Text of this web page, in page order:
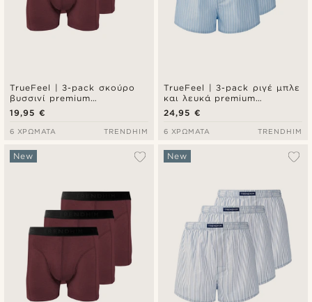
TrueFeel | 3-pack σκούρο
βυσσινί premium
βαμβακερά μποξεράκια
τύπου brief
19,95 €
6 ΧΡΏΜΑΤΑ TRENDHIM
TrueFeel | 3-pack ριγέ μπλε
και λευκά premium
βαμβακερά μποξεράκια με
άνετη εφαρμογή
24,95 €
6 ΧΡΏΜΑΤΑ TRENDHIM
New New